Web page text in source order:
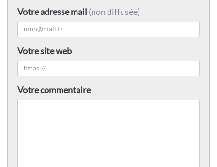
Votre adresse mail (non diffusée)
Votre site web
Votre commentaire